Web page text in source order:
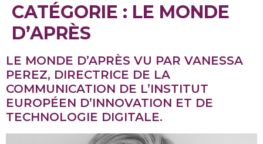
CATÉGORIE : LE MONDE
D’APRÈS
LE MONDE D’APRÈS VU PAR VANESSA
PEREZ, DIRECTRICE DE LA
COMMUNICATION DE L’INSTITUT
EUROPÉEN D’INNOVATION ET DE
TECHNOLOGIE DIGITALE.